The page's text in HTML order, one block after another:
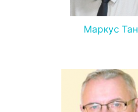
Маркус Тан